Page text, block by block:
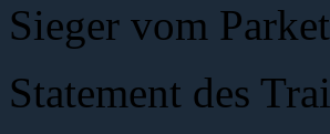
Sieger vom
Statement des